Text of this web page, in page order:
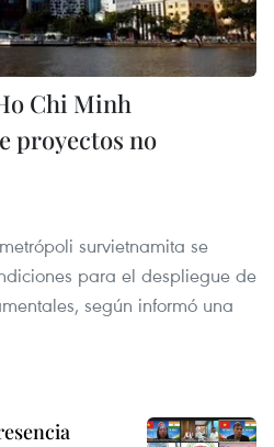
Chi Minh
proyectos no
survietnamita se
para el despliegue de
según informó una